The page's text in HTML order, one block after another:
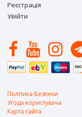
Реєстрація
Увійти
Політика Безпеки
Угода користувача
Карта сайта